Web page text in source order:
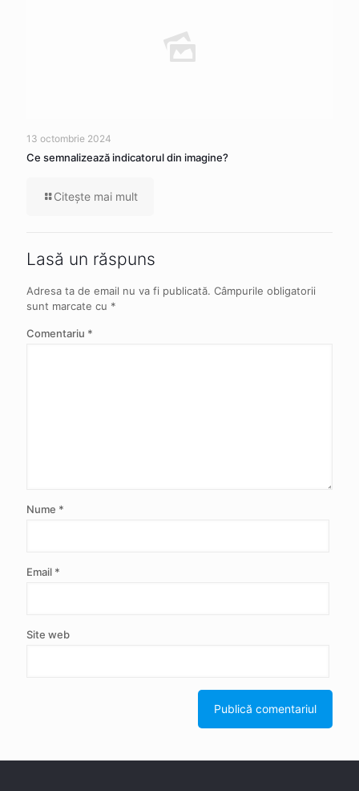
13 octombrie 2024
Ce semnalizează indicatorul din imagine?
Citeşte mai mult
Lasă un răspuns
Adresa ta de email nu va fi publicată. Câmpurile obligatorii
sunt marcate cu *
Comentariu *
Nume *
Email *
Site web